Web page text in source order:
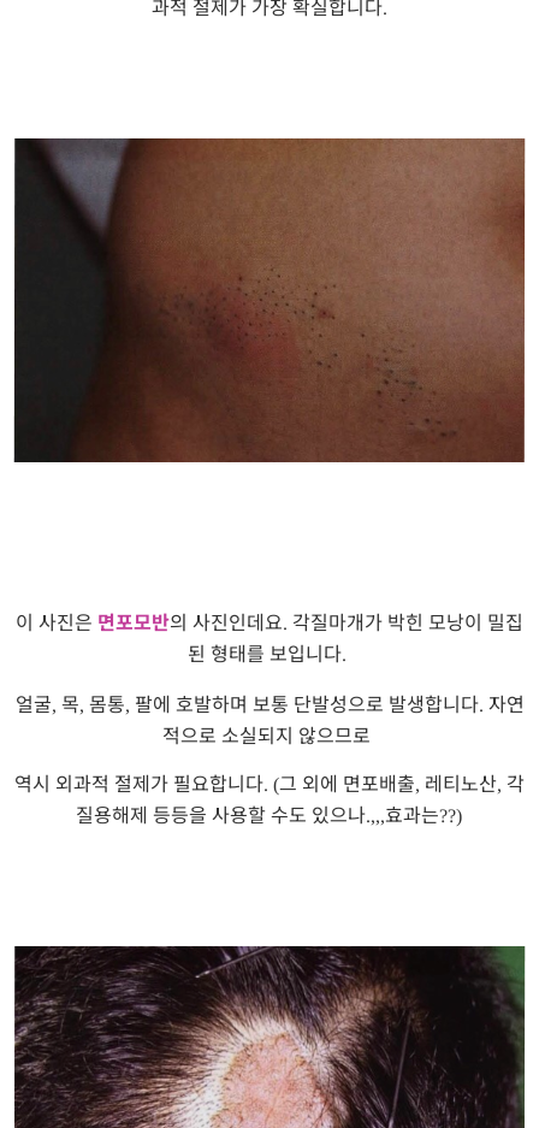
과적 절제가 가장 확실합니다.
이 사진은 면포모반의 사진인데요. 각질마개가 박힌 모낭이 밀집
된 형태를 보입니다.
얼굴, 목, 몸통, 팔에 호발하며 보통 단발성으로 발생합니다. 자연
적으로 소실되지 않으므로
역시 외과적 절제가 필요합니다. (그 외에 면포배출, 레티노산, 각
질용해제 등등을 사용할 수도 있으나.,,,효과는??)